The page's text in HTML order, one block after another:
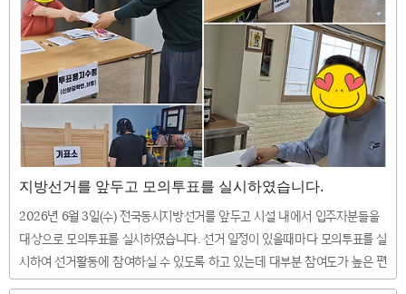
지방선거를 앞두고 모의투표를 실시하였습니다.
2026년 6월 3일(수) 전국동시지방선거를 앞두고 시설 내에서 입주자분들을
대상으로 모의투표를 실시하였습니다. 선거 일정이 있을때마다 모의투표를 실
시하여 선거활동에 참여하실 수 있도록 하고 있는데 대부분 참여도가 높은 편
이시고 본인 차례를 기다리는 등 의미있는 시간이었습니다.